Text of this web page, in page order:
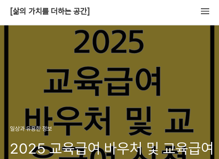
[삶의 가치를 더하는 공간]
일상과 유용한 정보
2025 교육급여 바우처 및 교육급여